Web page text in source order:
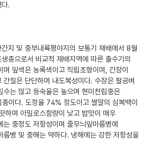
.
지 및 중부내륙평야지의 보통기 재배에서 8월
종으로서 비교적 재배지역에 따른 출수기의
며 잎색은 농록색이고 직립초형이며, 간장이
질은 단단하며 내도복성이다. 수장은 팔공벼
수는 많고 등숙율은 높으며 현미천립중은
이다. 도정율 74% 정도이고 쌀알의 심복백이
하며 아밀로스함량이 낮고 밥맛이 매우
는 중정도 저항성이며 줄무늬잎마름병에
름병 및 충해는 약하다. 냉해에는 강한 저항성을